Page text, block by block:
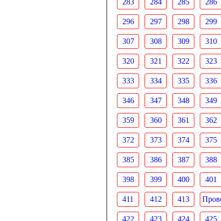
283 284 285 286
296 297 298 299
307 308 309 310
320 321 322 323
333 334 335 336
346 347 348 349
359 360 361 362
372 373 374 375
385 386 387 388
398 399 400 401
411 412 413
422 423 424 425